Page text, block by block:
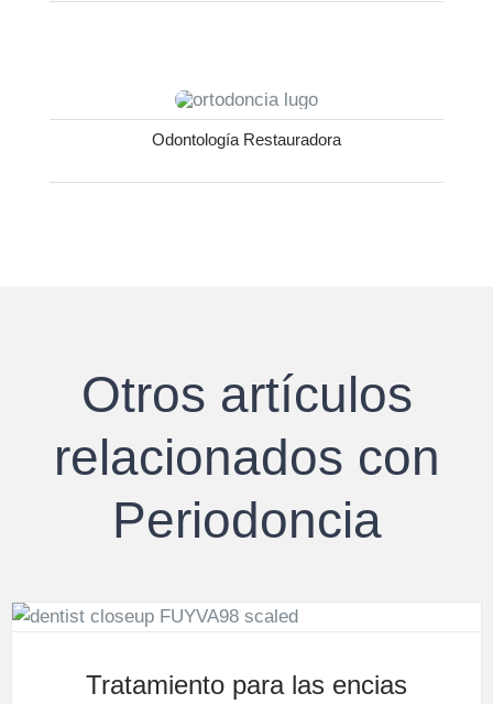
Odontología Restauradora
Otros artículos
relacionados con
Periodoncia
Tratamiento para las encias